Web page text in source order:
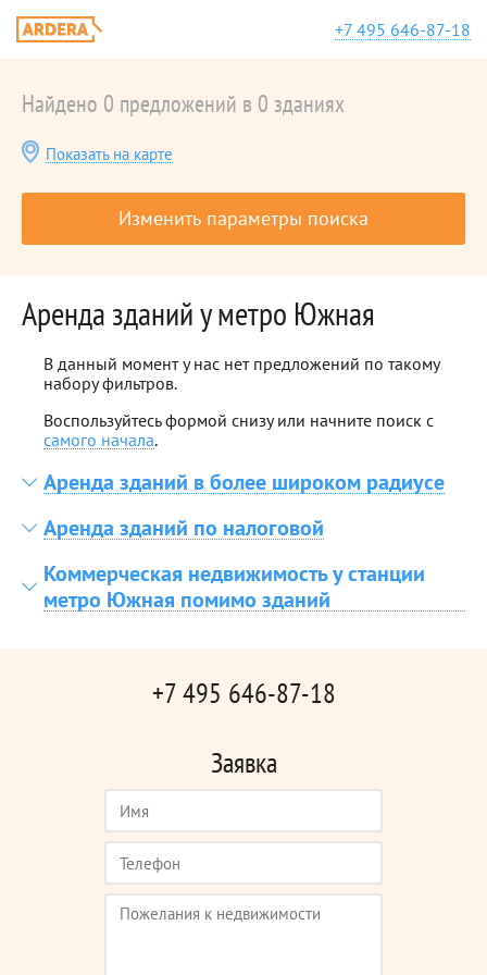
+7 495 646-87-18
Найдено 0 предложений в 0 зданиях
Показать на карте
Изменить параметры поиска
Аренда зданий у метро Южная
В данный момент у нас нет предложений по такому
набору фильтров.
Воспользуйтесь формой снизу или начните поиск с
самого начала.
Аренда зданий в более широком радиусе
Аренда зданий по налоговой
Коммерческая недвижимость у станции
метро Южная помимо зданий
+7 495 646-87-18
Заявка